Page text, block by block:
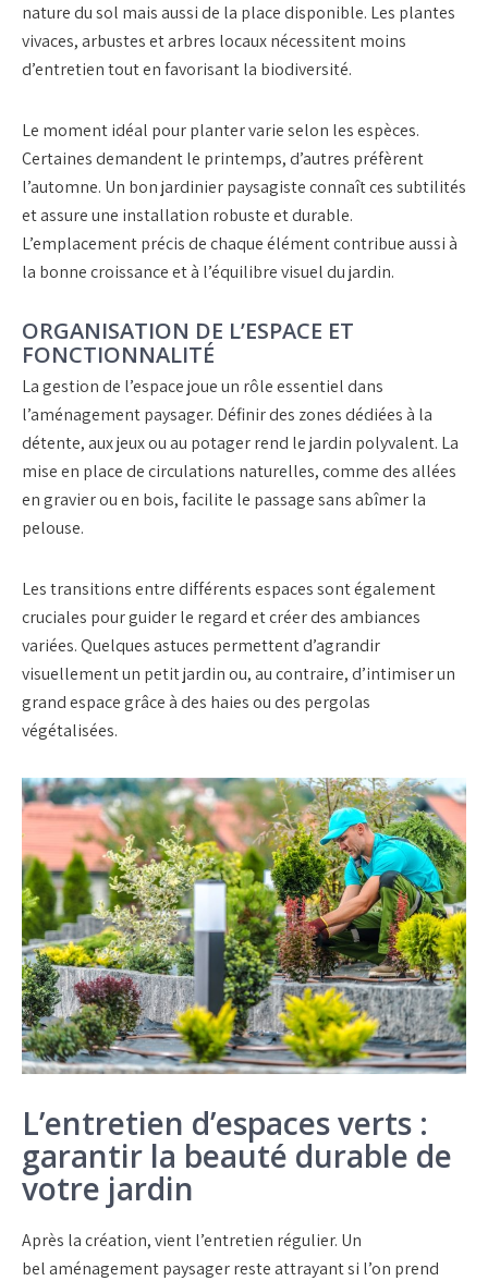
nature du sol mais aussi de la place disponible. Les plantes
vivaces, arbustes et arbres locaux nécessitent moins
d’entretien tout en favorisant la biodiversité.
Le moment idéal pour planter varie selon les espèces.
Certaines demandent le printemps, d’autres préfèrent
l’automne. Un bonjardinier paysagisteconnaît ces subtilités
et assure une installation robuste et durable.
L’emplacement précis de chaque élément contribue aussi à
la bonne croissance et à l’équilibre visuel du jardin.
ORGANISATION DE L’ESPACE ET
FONCTIONNALITÉ
Lagestion de l’espacejoue un rôle essentiel dans
l’aménagement paysager. Définir des zones dédiées à la
détente, aux jeux ou au potager rend le jardin polyvalent. La
mise en place decirculations naturelles, comme des allées
en gravier ou en bois, facilite le passage sans abîmer la
pelouse.
Les transitions entre différents espaces sont également
cruciales pour guider le regard et créer des ambiances
variées. Quelques astuces permettent d’agrandir
visuellement un petit jardin ou, au contraire, d’intimiser un
grand espace grâce à des haies ou des pergolas
végétalisées.
L’entretien d’espaces verts :
garantir la beauté durable de
votre jardin
Après la création, vient l’entretien régulier. Un
belaménagement paysagerreste attrayant si l’on prend